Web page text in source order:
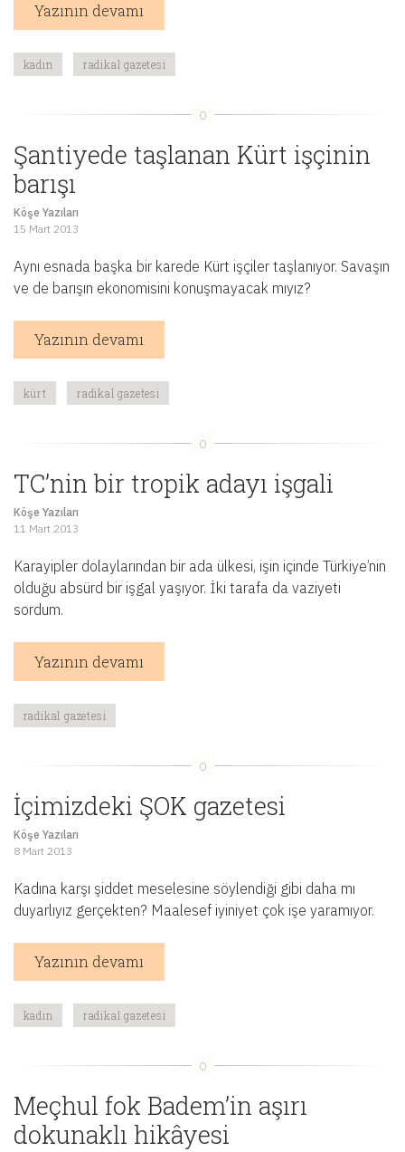
Yazının devamı
kadın radikal gazetesi
Şantiyede taşlanan Kürt işçinin
barışı
Köşe Yazıları
15 Mart 2013
Aynı esnada başka bir karede Kürt işçiler taşlanıyor. Savaşın
ve de barışın ekonomisini konuşmayacak mıyız?
Yazının devamı
kürt radikal gazetesi
TC’nin bir tropik adayı işgali
Köşe Yazıları
11 Mart 2013
Karayipler dolaylarından bir ada ülkesi, işin içinde Türkiye’nin
olduğu absürd bir işgal yaşıyor. İki tarafa da vaziyeti
sordum.
Yazının devamı
radikal gazetesi
İçimizdeki ŞOK gazetesi
Köşe Yazıları
8 Mart 2013
Kadına karşı şiddet meselesine söylendiği gibi daha mı
duyarlıyız gerçekten? Maalesef iyiniyet çok işe yaramıyor.
Yazının devamı
kadın radikal gazetesi
Meçhul fok Badem’in aşırı
dokunaklı hikâyesi